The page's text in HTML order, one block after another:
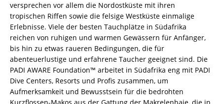
versprechen vor allem die Nordostküste mit ihren
tropischen Riffen sowie die felsige Westküste einmalige
Erlebnisse. Viele der besten Tauchplätze in Südafrika
reichen von ruhigen und warmen Gewässern für Anfänger,
bis hin zu etwas raueren Bedingungen, die für
abenteuerlustige und erfahrene Taucher geeignet sind. Die
PADI AWARE Foundation™ arbeitet in Südafrika eng mit PADI
Dive Centers, Resorts und Profis zusammen, um
Aufmerksamkeit und Bewusstsein für die bedrohten